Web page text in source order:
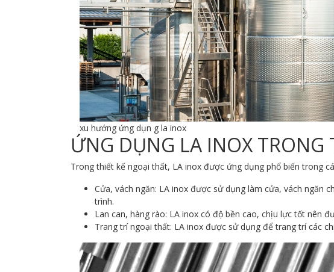
xu hướng ứng dụn g la inox
ỨNG DỤNG LA INOX TRONG
Trong thiết kế ngoại thất, LA inox được ứng dụng phổ biến trong
Cửa, vách ngăn: LA inox được sử dụng làm cửa, vách ngăn
trình.
Lan can, hàng rào: LA inox có độ bền cao, chịu lực tốt nên
Trang trí ngoại thất: LA inox được sử dụng để trang trí các